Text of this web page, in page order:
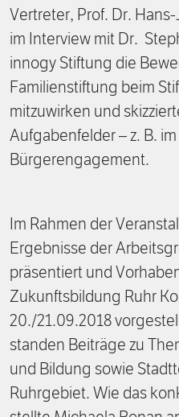
Vertreter, Prof. Dr.
im Interview mit Dr.
innogy Stiftung die
Familienstiftung beim
mitzuwirken und
Aufgabenfelder – z. B.
Bürgerengagement.
Im Rahmen der
Ergebnisse der
präsentiert und
Zukunftsbildung Ruhr
20./21.09.2018
standen Beiträge zu
und Bildung sowie
Ruhrgebiet. Wie das